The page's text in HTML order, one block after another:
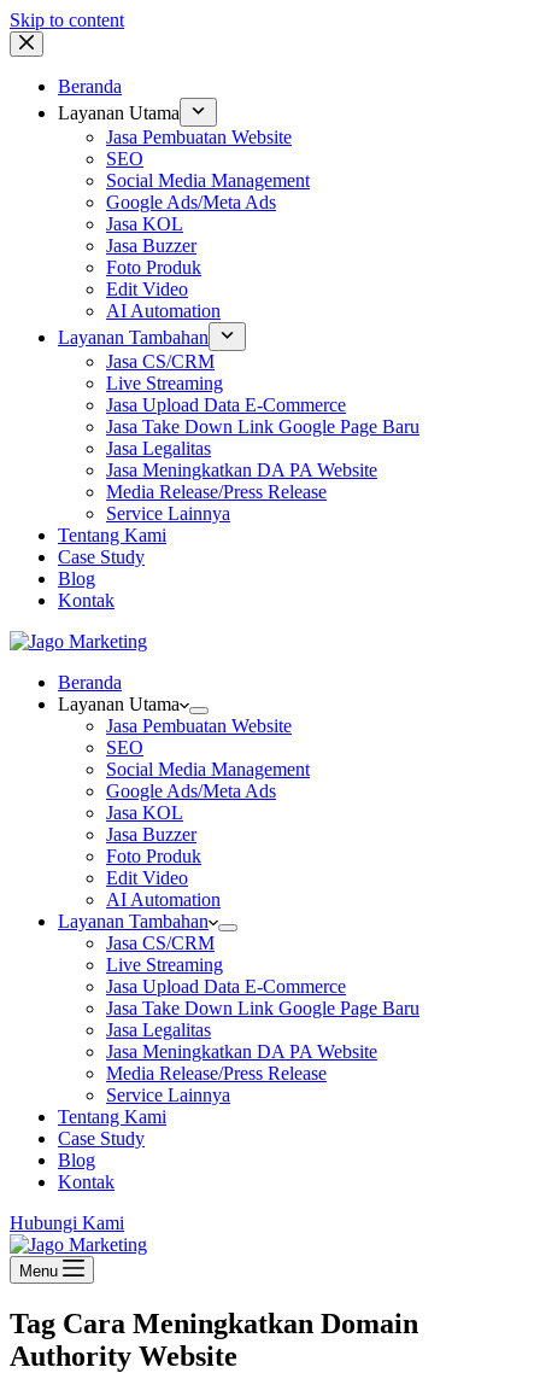
Skip to content
Beranda
Layanan Utama
Jasa Pembuatan Website
SEO
Social Media Management
Google Ads/Meta Ads
Jasa KOL
Jasa Buzzer
Foto Produk
Edit Video
AI Automation
Layanan Tambahan
Jasa CS/CRM
Live Streaming
Jasa Upload Data E-Commerce
Jasa Take Down Link Google Page Baru
Jasa Legalitas
Jasa Meningkatkan DA PA Website
Media Release/Press Release
Service Lainnya
Tentang Kami
Case Study
Blog
Kontak
Beranda
Layanan Utama
Jasa Pembuatan Website
SEO
Social Media Management
Google Ads/Meta Ads
Jasa KOL
Jasa Buzzer
Foto Produk
Edit Video
AI Automation
Layanan Tambahan
Jasa CS/CRM
Live Streaming
Jasa Upload Data E-Commerce
Jasa Take Down Link Google Page Baru
Jasa Legalitas
Jasa Meningkatkan DA PA Website
Media Release/Press Release
Service Lainnya
Tentang Kami
Case Study
Blog
Kontak
Hubungi Kami
Menu
Tag Cara Meningkatkan Domain
Authority Website